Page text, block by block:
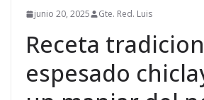
junio 20, 2025 Gte. Red. Luis
Receta
espesado